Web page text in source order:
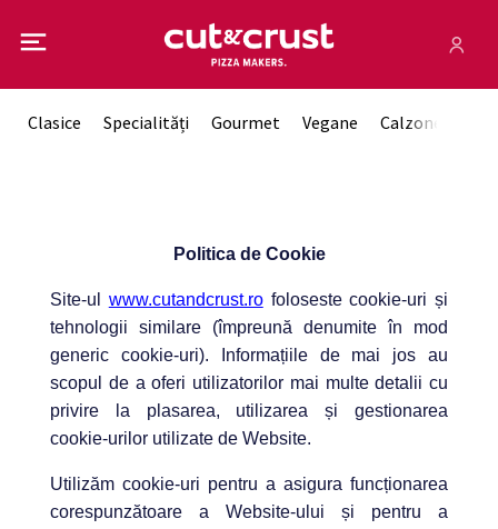
Clasice Specialități Gourmet Vegane Calzone
Politica de Cookie
Site-ul www.cutandcrust.rofoloseste cookie-uri și
tehnologii similare (împreună denumite în mod
generic cookie-uri).
Informațiile de mai jos au
scopul de a oferi utilizatorilor mai multe detalii cu
privire la plasarea, utilizarea și gestionarea
cookie-urilor utilizate de Website.
Utilizăm cookie-uri pentru a asigura funcționarea
corespunzătoare a Website-ului și pentru a